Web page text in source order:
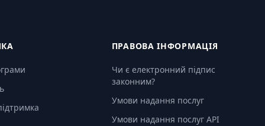
ПРАВОВА ІНФОРМАЦІЯ
Чи є електронний підпис
законним?
Умови надання послуг
Умови надання послуг API